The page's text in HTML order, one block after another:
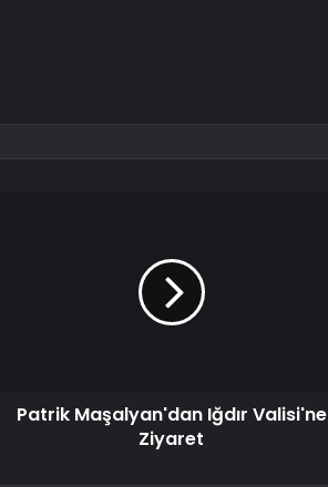
Patrik Maşalyan'dan Iğdır Valisi'ne
Ziyaret